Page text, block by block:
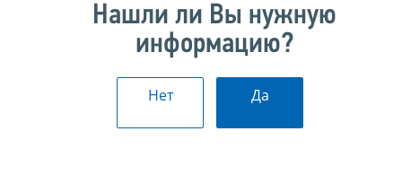
Нашли ли Вы нужную
информацию?
Нет Да